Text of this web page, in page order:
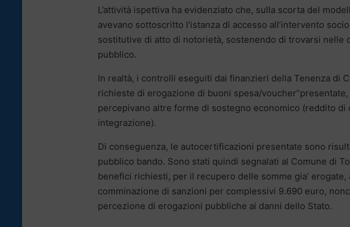
L’attività ispettiva ha evidenziato che, sulla scorta del
avevano sottoscritto l’istanza di accesso all’intervento
sostitutive di atto di notorietà, sostenendo di trovarsi nelle
pubblico.
In realtà, i controlli eseguiti dai finanzieri della Tenenza di
richieste di erogazione di buoni spesa/
percepivano altre forme di sostegno economico (reddito di
integrazione).
Di conseguenza, le autocertificazioni presentate sono
pubblico bando. Sono stati quindi segnalati al Comune di
benefici richiesti, per il recupero delle somme gia’
comminazione di sanzioni per complessivi 9.690 euro,
percezione di erogazioni pubbliche ai danni dello Stato.